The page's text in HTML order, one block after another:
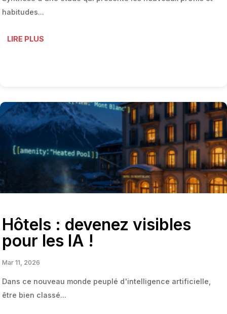
habitudes...
LIRE PLUS
Hôtels : devenez visibles
pour les IA !
Mar 11, 2026
Dans ce nouveau monde peuplé d'intelligence artificielle,
être bien classé...